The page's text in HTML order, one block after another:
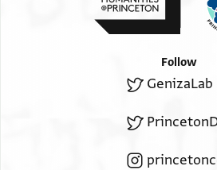
Follow
GenizaLab